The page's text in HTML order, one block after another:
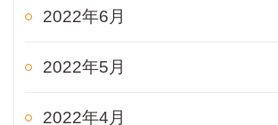
2022年6月
2022年5月
2022年4月